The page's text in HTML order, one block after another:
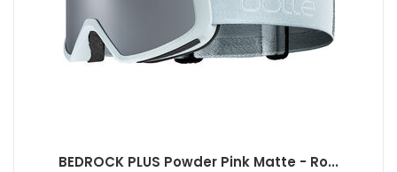
BEDROCK PLUS Powder Pink Matte - Ro...